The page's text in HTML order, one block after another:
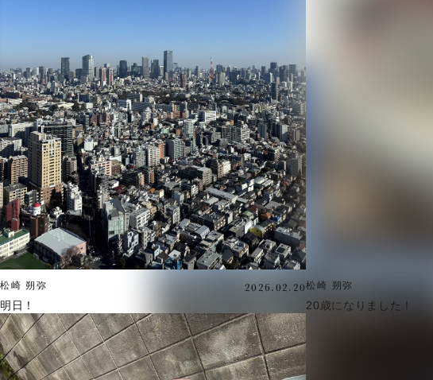
松崎 朔弥 2026.02.20
明日！
松崎 朔弥
20歳になりました！